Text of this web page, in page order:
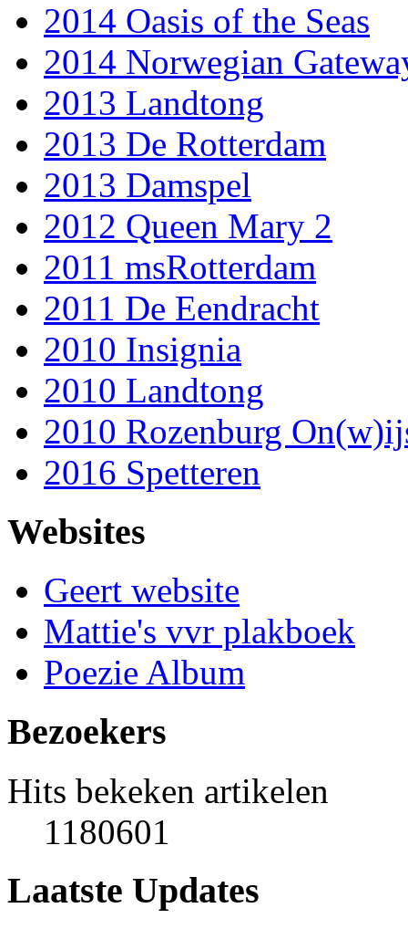
2014 Oasis of the Seas
2014 Norwegian
2013 Landtong
2013 De Rotterdam
2013 Damspel
2012 Queen Mary 2
2011 msRotterdam
2011 De Eendracht
2010 Insignia
2010 Landtong
2010 Rozenburg
2016 Spetteren
Websites
Geert website
Mattie's vvr plakboek
Poezie Album
Bezoekers
Hits bekeken artikelen
1180601
Laatste Updates